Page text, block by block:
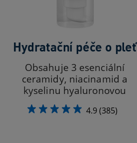
Hydratační péče o pleť
Obsahuje 3 esenciální
ceramidy, niacinamid a
kyselinu hyaluronovou
4.9(385)